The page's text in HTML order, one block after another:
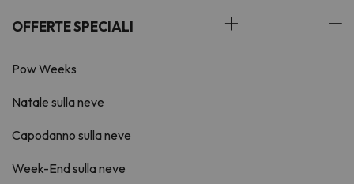
OFFERTE SPECIALI
Pow Weeks
Natale sulla neve
Capodanno sulla neve
Week-End sulla neve